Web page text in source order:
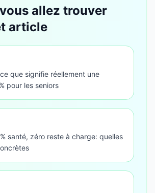
allez trouver
article
que signifie réellement une
pour les seniors
santé, zéro reste à charge: quelles